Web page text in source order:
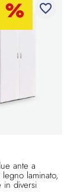
favorite_border
ante a
laminato,
in diversi